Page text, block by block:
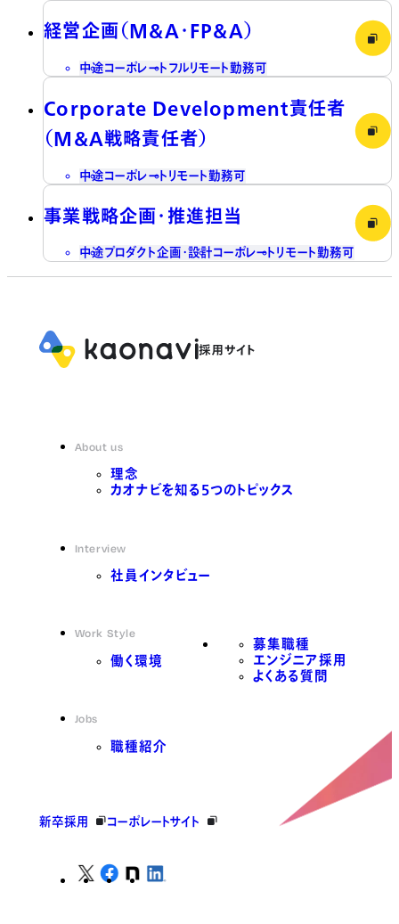
経営企画（M&A・FP&A）
中途コーポレート フルリモート勤務可
Corporate Development責任者
（M&A戦略責任者）
中途コーポレート リモート勤務可
事業戦略企画・推進担当
中途プロダクト企画・設計コーポレート リモート勤務可
About us
理念
カオナビを知る5つのトピックス
Interview
社員インタビュー
Work Style
働く環境
Jobs
職種紹介
募集職種
エンジニア採用
よくある質問
新卒採用 コーポレートサイト